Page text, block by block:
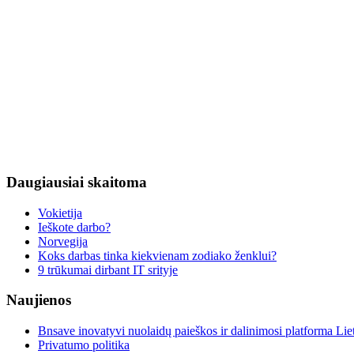
Daugiausiai skaitoma
Vokietija
Ieškote darbo?
Norvegija
Koks darbas tinka kiekvienam zodiako ženklui?
9 trūkumai dirbant IT srityje
Naujienos
Bnsave inovatyvi nuolaidų paieškos ir dalinimosi platforma
Privatumo politika